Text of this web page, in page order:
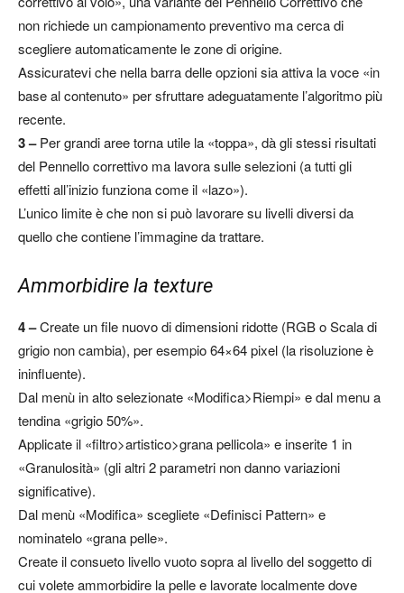
non richiede un campionamento preventivo ma cerca di
scegliere automaticamente le zone di origine.
Assicuratevi che nella barra delle opzioni sia attiva la voce «in
base al contenuto» per sfruttare adeguatamente l’algoritmo più
recente.
3 –Per grandi aree torna utile la «toppa», dà gli stessi risultati
del Pennello correttivo ma lavora sulle selezioni (a tutti gli
effetti all’inizio funziona come il «lazo»).
L’unico limite è che non si può lavorare su livelli diversi da
quello che contiene l’immagine da trattare.
Ammorbidire la texture
4 –Create un file nuovo di dimensioni ridotte (RGB o Scala di
grigio non cambia), per esempio 64×64 pixel (la risoluzione è
ininfluente).
Dal menù in alto selezionate «Modifica>Riempi» e dal menu a
tendina «grigio 50%».
Applicate il «filtro>artistico>grana pellicola» e inserite 1 in
«Granulosità» (gli altri 2 parametri non danno variazioni
significative).
Dal menù «Modifica» scegliete «Definisci Pattern» e
nominatelo «grana pelle».
Create il consueto livello vuoto sopra al livello del soggetto di
cui volete ammorbidire la pelle e lavorate localmente dove